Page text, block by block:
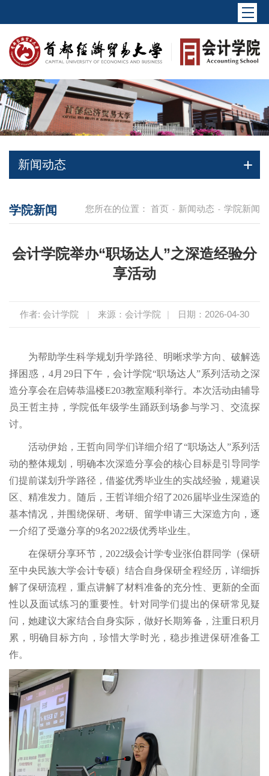
新闻动态
您所在的位置： 首页 - 新闻动态 - 学院新闻
学院新闻
会计学院举办“职场达人”之深造经验分
享活动
作者: 会计学院 | 来源：会计学院 | 日期：2026-04-30
为帮助学生科学规划升学路径、明晰求学方向、破解选
择困惑，4月29日下午，会计学院“职场达人”系列活动之深
造分享会在启铸恭温楼E203教室顺利举行。本次活动由辅导
员王哲主持，学院低年级学生踊跃到场参与学习、交流探
讨。
活动伊始，王哲向同学们详细介绍了“职场达人”系列活
动的整体规划，明确本次深造分享会的核心目标是引导同学
们提前谋划升学路径，借鉴优秀毕业生的实战经验，规避误
区、精准发力。随后，王哲详细介绍了2026届毕业生深造的
基本情况，并围绕保研、考研、留学申请三大深造方向，逐
一介绍了受邀分享的9名2022级优秀毕业生。
在保研分享环节，2022级会计学专业张伯群同学（保研
至中央民族大学会计专硕）结合自身保研全程经历，详细拆
解了保研流程，重点讲解了材料准备的充分性、更新的全面
性以及面试练习的重要性。针对同学们提出的保研常见疑
问，她建议大家结合自身实际，做好长期筹备，注重日积月
累，明确目标方向，珍惜大学时光，稳步推进保研准备工
作。